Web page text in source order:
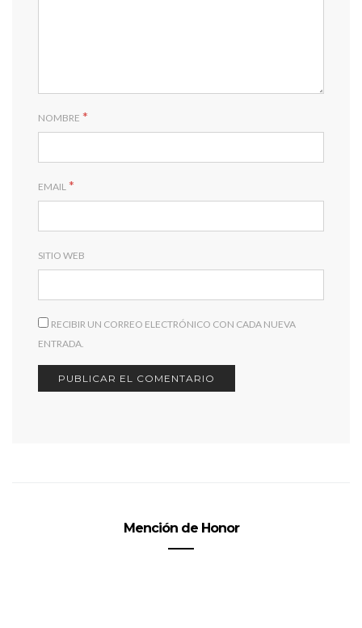
NOMBRE *
EMAIL *
SITIO WEB
RECIBIR UN CORREO ELECTRÓNICO CON CADA NUEVA
ENTRADA.
Mención de Honor